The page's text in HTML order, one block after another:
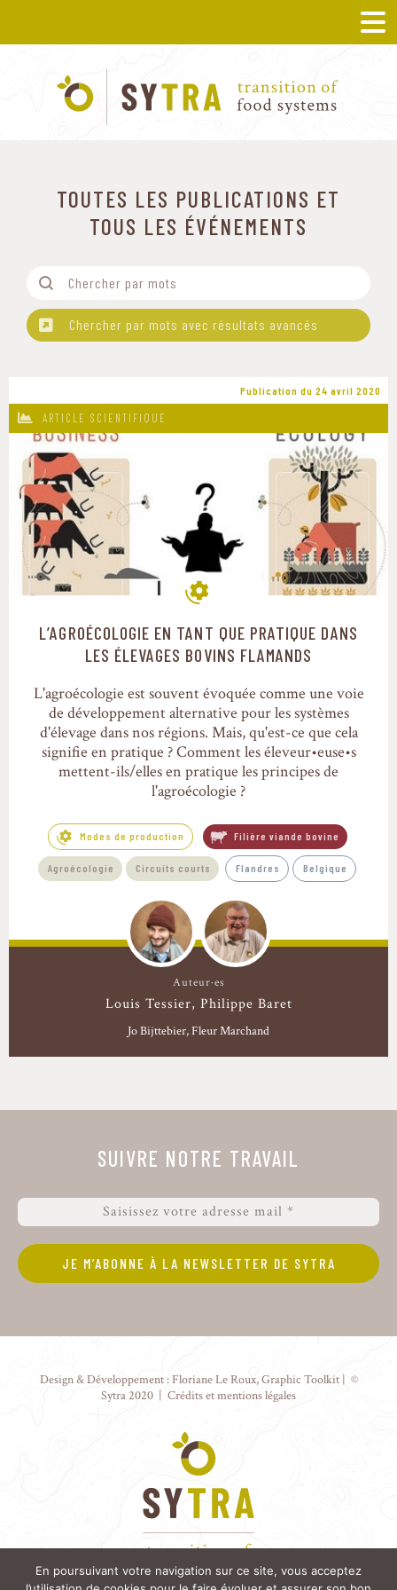
TOUTES LES PUBLICATIONS ET
TOUS LES ÉVÉNEMENTS
Filtre-Mots
Rechercher
Chercher par mots avec résultats avancés
Publication du 24 avril 2020
ARTICLE SCIENTIFIQUE
Modes de production
L’AGROÉCOLOGIE EN TANT QUE PRATIQUE DANS
LES ÉLEVAGES BOVINS FLAMANDS
L'agroécologie est souvent évoquée comme une voie
de développement alternative pour les systèmes
d'élevage dans nos régions. Mais, qu'est-ce que cela
signifie en pratique ? Comment les éleveur•euse•s
mettent-ils/elles en pratique les principes de
l'agroécologie ?
Modes de production Filière viande bovine
Agroécologie Circuits courts Flandres Belgique
Auteur·es
Louis Tessier Philippe Baret
Jo Bijttebier, Fleur Marchand
SUIVRE NOTRE TRAVAIL
Design & Développement :Floriane Le Roux,Graphic Toolkit| ©
Sytra 2020 | Crédits et mentions légales
En poursuivant votre navigation sur ce site, vous acceptez